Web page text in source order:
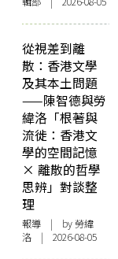
從視差到離
散：香港文學
及其本土問題
——陳智德與勞
緯洛「根著與
流徙：香港文
學的空間記憶
× 離散的哲學
思辨」對談整
理
報導 | by 勞緯
洛 | 2026-08-05